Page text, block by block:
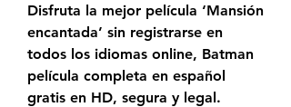
Disfruta la mejor película ‘Mansión
encantada’ sin registrarse en
todos los idiomas online, Batman
película completa en español
gratis en HD, segura y legal.